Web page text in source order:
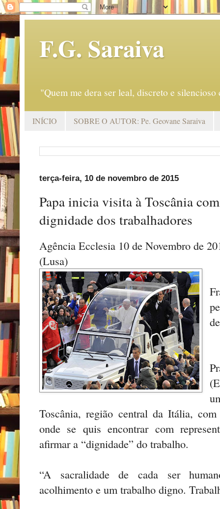
F.G. Saraiva
"Quem me dera ser leal, discreto e
INÍCIO SOBRE O AUTOR: Pe. Geovane Saraiva
terça-feira, 10 de novembro de 2015
Papa inicia visita à Toscânia
dignidade dos trabalhadores
Agência Ecclesia 10 de Novembro de
(Lusa)
Toscânia, região central da Itália,
onde se quis encontrar com
afirmar a “dignidade” do trabalho.
“A sacralidade de cada ser
acolhimento e um trabalho digno.